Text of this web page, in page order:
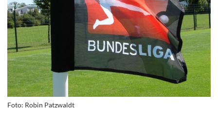
Foto: Robin Patzwaldt